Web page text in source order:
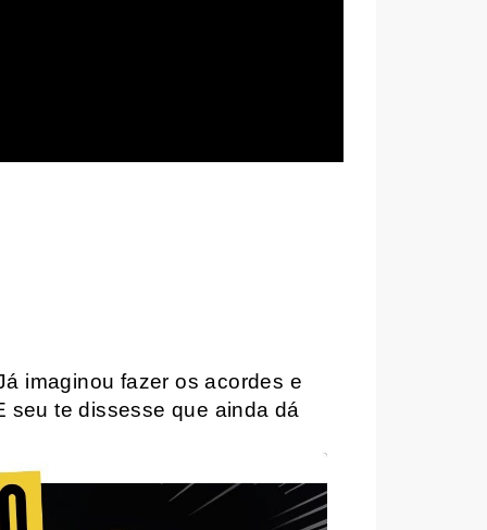
imaginou fazer os acordes e
seu te dissesse que ainda dá